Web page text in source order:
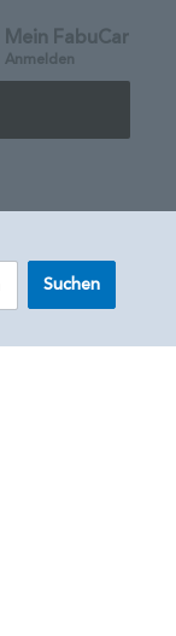
Mein FabuCar
Anmelden
Suchen